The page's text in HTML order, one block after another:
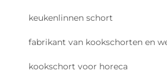
keukenlinnen schort
fabrikant van kookschorten en
kookschort voor horeca